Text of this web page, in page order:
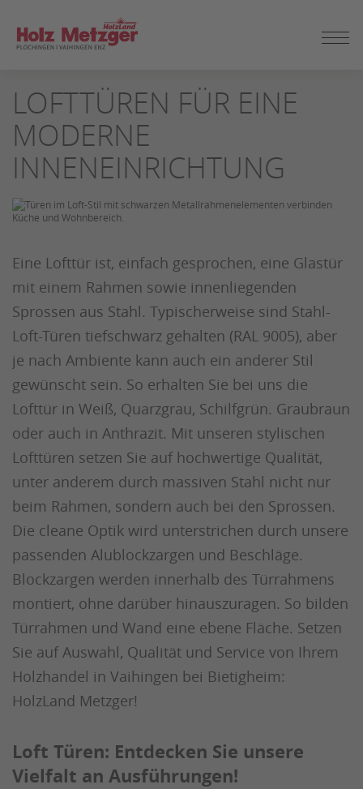
SEITENINHALT
SPRINGEN
LOFTTÜREN FÜR EINE
MODERNE
INNENEINRICHTUNG
Eine Lofttür ist, einfach gesprochen, eine Glastür
mit einem Rahmen sowie innenliegenden
Sprossen aus Stahl. Typischerweise sind Stahl-
Loft-Türen tiefschwarz gehalten (RAL 9005), aber
je nach Ambiente kann auch ein anderer Stil
gewünscht sein. So erhalten Sie bei uns die
Lofttür in Weiß, Quarzgrau, Schilfgrün. Graubraun
oder auch in Anthrazit. Mit unseren stylischen
Lofttüren setzen Sie auf hochwertige Qualität,
unter anderem durch massiven Stahl nicht nur
beim Rahmen, sondern auch bei den Sprossen.
Die cleane Optik wird unterstrichen durch unsere
passenden Alublockzargen und Beschläge.
Blockzargen werden innerhalb des Türrahmens
montiert, ohne darüber hinauszuragen. So bilden
Türrahmen und Wand eine ebene Fläche. Setzen
Sie auf Auswahl, Qualität und Service von Ihrem
Holzhandel in Vaihingen bei Bietigheim:
HolzLand Metzger!
Loft Türen: Entdecken Sie unsere
Vielfalt an Ausführungen!